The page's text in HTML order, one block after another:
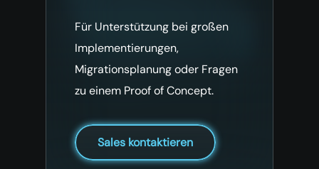
Für Unterstützung bei großen
Implementierungen,
Migrationsplanung oder Fragen
zu einem Proof of Concept.
Sales kontaktieren